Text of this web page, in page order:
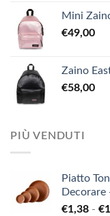
Mini
€49,00
Zaino
€58,00
PIÙ VENDUTI
Piatto
Decorare
€1,38 - €